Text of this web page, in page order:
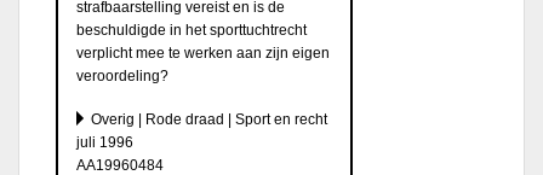
strafbaarstelling vereist en is de
beschuldigde in het sporttuchtrecht
verplicht mee te werken aan zijn eigen
veroordeling?
Overig | Rode draad | Sport en recht
juli 1996
AA19960484